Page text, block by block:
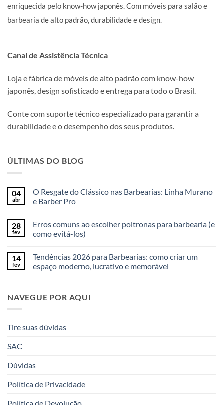
enriquecida pelo know-how japonês. Com móveis para salão e
barbearia de alto padrão, durabilidade e design.
Canal de Assistência Técnica
Loja e fábrica de móveis de alto padrão com know-how
japonês, design sofisticado e entrega para todo o Brasil.
Conte com suporte técnico especializado para garantir a
durabilidade e o desempenho dos seus produtos.
ÚLTIMAS DO BLOG
04
abr
O Resgate do Clássico nas Barbearias: Linha Murano
e Barber Pro
28
fev
Erros comuns ao escolher poltronas para barbearia (e
como evitá-los)
14
fev
Tendências 2026 para Barbearias: como criar um
espaço moderno, lucrativo e memorável
NAVEGUE POR AQUI
Tire suas dúvidas
SAC
Dúvidas
Política de Privacidade
Política de Devolução